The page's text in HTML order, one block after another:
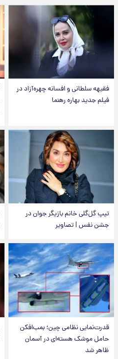
فقیهه سلطانی و افسانه چهره‌آزاد در
فیلم جدید بهاره رهنما
تیپ گل‌گلی خانم بازیگر جوان در
جشن نفس | تصاویر
قدرت‌نمایی نظامی چین؛ بمب‌افکن
حامل موشک هسته‌ای در آسمان
ظاهر شد